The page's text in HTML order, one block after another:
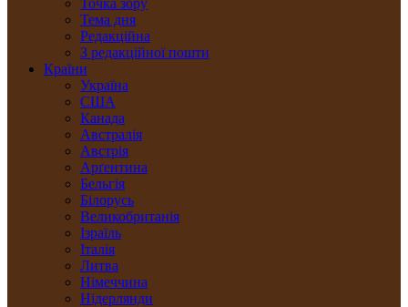
Точка зору
Тема дня
Редакційна
З редакційної пошти
Країни
Україна
США
Канада
Австралія
Австрія
Арґентина
Бельгія
Білорусь
Великобританія
Ізраїль
Італія
Литва
Німеччина
Нідерлянди